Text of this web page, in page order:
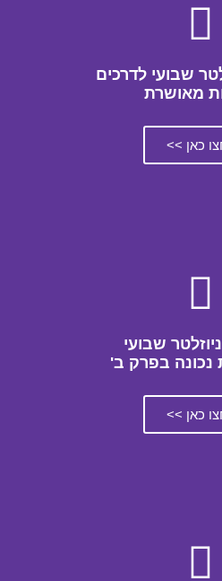
שבועי לדרכים
מאושרת
כאן >>
שבועי
נכונה בפרק ב'
כאן >>